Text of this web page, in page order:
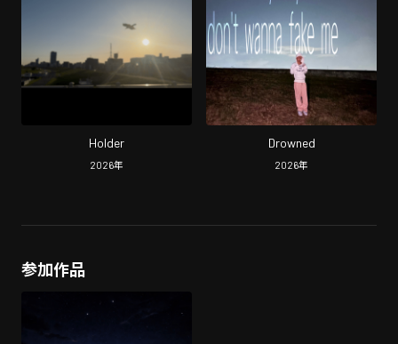
Holder
2026年
Drowned
2026年
参加作品